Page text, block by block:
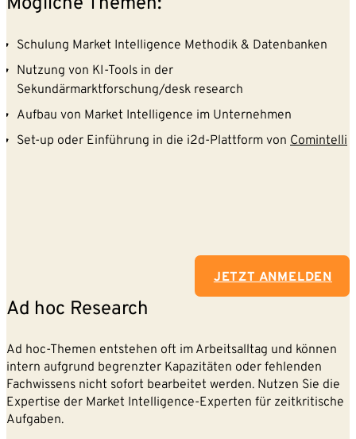
Schulung Market Intelligence Methodik & Datenbanken
Nutzung von KI-Tools in der
Sekundärmarktforschung/desk research
Aufbau von Market Intelligence im Unternehmen
Set-up oder Einführung in die i2d-Plattform von Comintelli
JETZT ANMELDEN
Ad hoc Research
Ad hoc-Themen entstehen oft im Arbeitsalltag und können
intern aufgrund begrenzter Kapazitäten oder fehlenden
Fachwissens nicht sofort bearbeitet werden. Nutzen Sie die
Expertise der Market Intelligence-Experten für zeitkritische
Aufgaben.